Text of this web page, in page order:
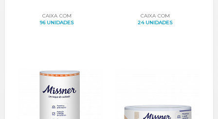
CAIXA COM
96 UNIDADES
CAIXA COM
24 UNIDADES